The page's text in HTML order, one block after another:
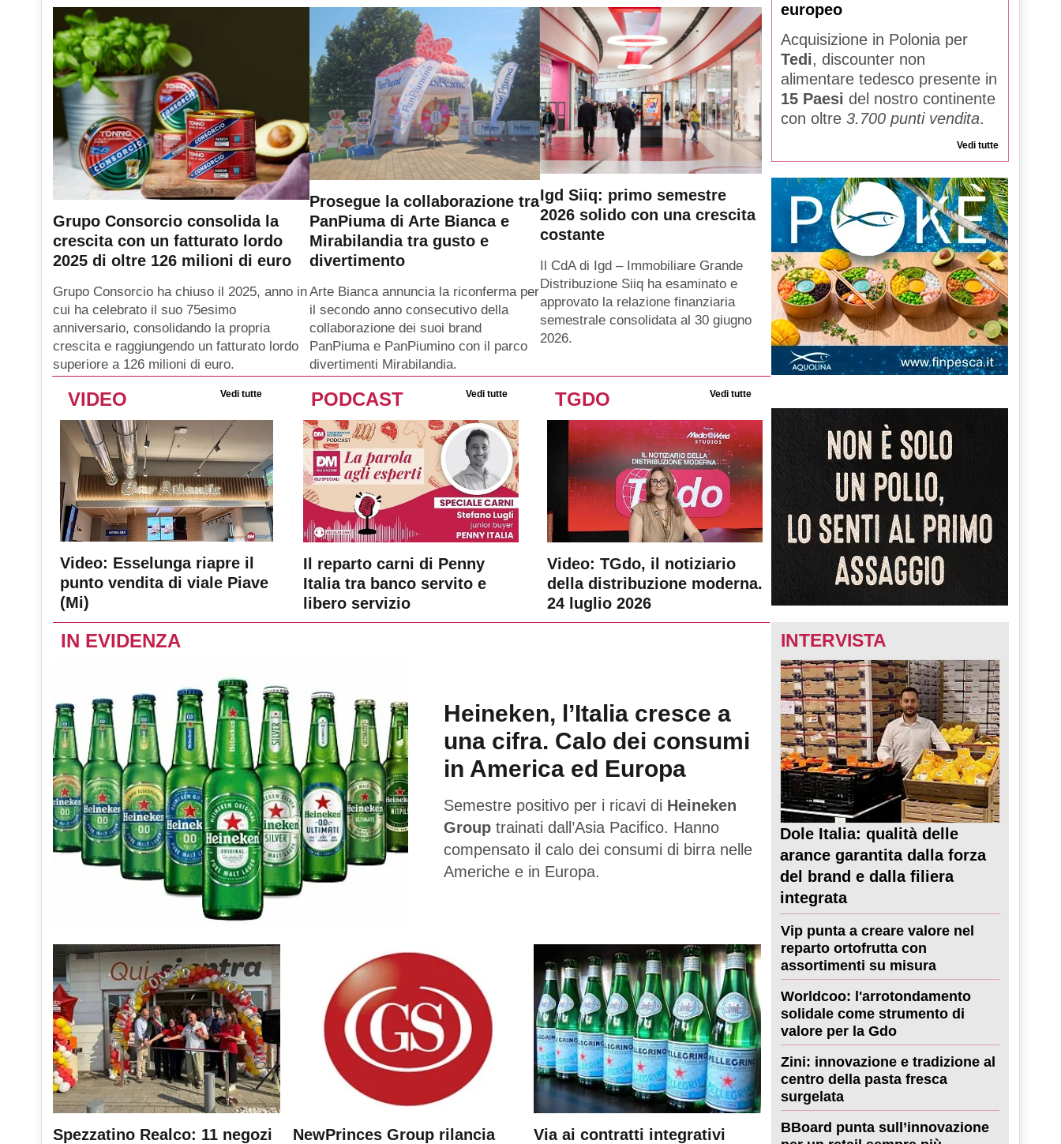
Grupo Consorcio consolida la
crescita con un fatturato lordo
2025 di oltre 126 milioni di euro
Grupo Consorcio ha chiuso il 2025, anno in
cui ha celebrato il suo 75esimo
anniversario, consolidando la propria
crescita e raggiungendo un fatturato lordo
superiore a 126 milioni di euro.
Prosegue la collaborazione tra
PanPiuma di Arte Bianca e
Mirabilandia tra gusto e
divertimento
Arte Bianca annuncia la riconferma per
il secondo anno consecutivo della
collaborazione dei suoi brand
PanPiuma e PanPiumino con il parco
divertimenti Mirabilandia.
Igd Siiq: primo semestre
2026 solido con una crescita
costante
Il CdA di Igd – Immobiliare Grande
Distribuzione Siiq ha esaminato e
approvato la relazione finanziaria
semestrale consolidata al 30 giugno
2026.
europeo
Acquisizione in Polonia per
Tedi, discounter non
alimentare tedesco presente in
15 Paesi del nostro continente
con oltre 3.700 punti vendita.
Vedi tutte
VIDEO Vedi tutte
Video: Esselunga riapre il
punto vendita di viale Piave
(Mi)
PODCAST Vedi tutte
Il reparto carni di Penny
Italia tra banco servito e
libero servizio
TGDO Vedi tutte
Video: TGdo, il notiziario
della distribuzione moderna.
24 luglio 2026
IN EVIDENZA
Heineken, l’Italia cresce a
una cifra. Calo dei consumi
in America ed Europa
Semestre positivo per i ricavi di Heineken
Group trainati dall’Asia Pacifico. Hanno
compensato il calo dei consumi di birra nelle
Americhe e in Europa.
Spezzatino Realco: 11 negozi
NewPrinces Group rilancia
Via ai contratti integrativi
INTERVISTA
Dole Italia: qualità delle
arance garantita dalla forza
del brand e dalla filiera
integrata
Vip punta a creare valore nel
reparto ortofrutta con
assortimenti su misura
Worldcoo: l'arrotondamento
solidale come strumento di
valore per la Gdo
Zini: innovazione e tradizione al
centro della pasta fresca
surgelata
BBoard punta sull’innovazione